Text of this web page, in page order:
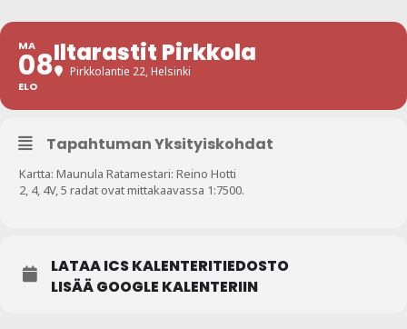
MA
08
ELO
Iltarastit Pirkkola
Pirkkolantie 22, Helsinki
Tapahtuman Yksityiskohdat
Kartta: Maunula Ratamestari: Reino Hotti
2, 4, 4V, 5 radat ovat mittakaavassa 1:7500.
LATAA ICS KALENTERITIEDOSTO
LISÄÄ GOOGLE KALENTERIIN